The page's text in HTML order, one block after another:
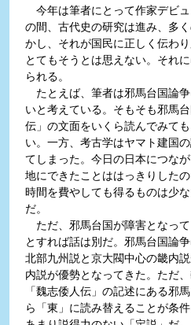
今年は筆者にとって作家デビ
の間、古代史の研究は進み、多
かし、それが国民に正しく伝わ
とてもそうとは思えない。それ
られる。
たとえば、筆者は邪馬台国論
いと考えている。そもそも邪馬
伝」の文面をいくら読んでみて
い。一方、考古学はヤマト建国
てしまった。今日の日本につな
地にできたことははっきりした
時間を費やしても得るものは少
だ。
ただ、邪馬台国が障害となっ
とすれば話は別だ。邪馬台国論
北部九州説と京大閥中心の畿内
内説が優勢となってきた。ただ
「魏志倭人伝」の記述にある邪
ら「東」に読み替えることが条